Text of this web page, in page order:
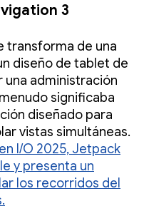
3
transforma de una
diseño de tablet de
una administración
significaba
diseñado para
vistas simultáneas.
I/O 2025, Jetpack
y presenta un
los recorridos del